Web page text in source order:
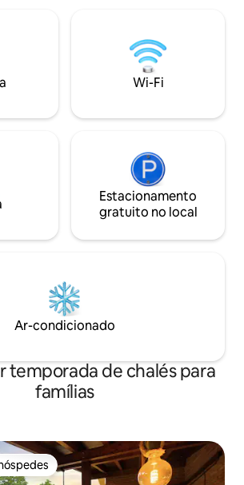
privado e
para aproveitar
retiro
desconectar e curtir
tranquilo nas
Waterworld, a 4
e a 5 km das
Lloret....
Wi-Fi
Estacionamento
gratuito no local
Ar-condicionado
temporada de chalés para
famílias
preferidos dos hóspedes